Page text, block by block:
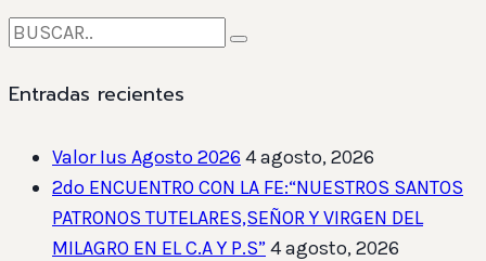
Entradas recientes
Valor Ius Agosto 2026 4 agosto, 2026
2do ENCUENTRO CON LA FE:“NUESTROS SANTOS
PATRONOS TUTELARES,SEÑOR Y VIRGEN DEL
MILAGRO EN EL C.A Y P.S”4 agosto, 2026